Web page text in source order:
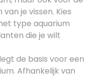
je vissen. Kies
type aquarium
die je wilt
de basis voor een
Afhankelijk van